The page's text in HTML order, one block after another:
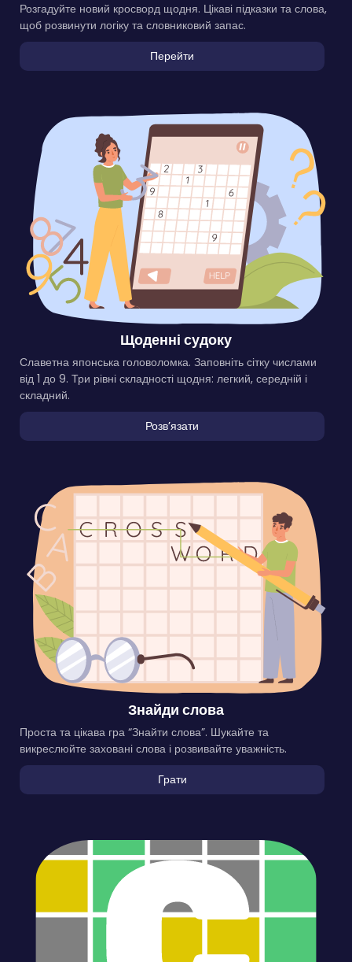
Розгадуйте новий кросворд щодня. Цікаві підказки та слова,
щоб розвинути логіку та словниковий запас.
Перейти
Щоденні судоку
Славетна японська головоломка. Заповніть сітку числами
від 1 до 9. Три рівні складності щодня: легкий, середній і
складний.
Розвʼязати
Знайди слова
Проста та цікава гра “Знайти слова”. Шукайте та
викреслюйте заховані слова і розвивайте уважність.
Грати